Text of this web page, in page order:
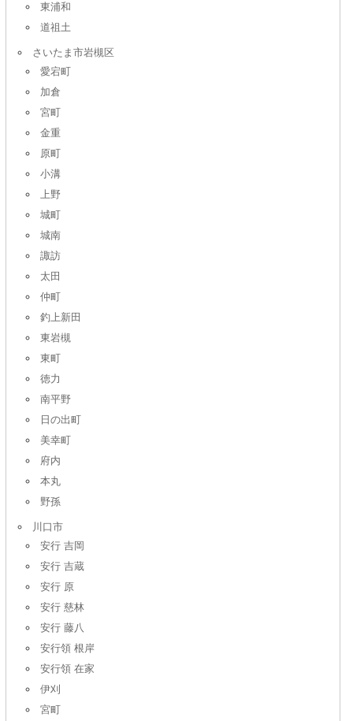
東浦和
道祖土
さいたま市岩槻区
愛宕町
加倉
宮町
金重
原町
小溝
上野
城町
城南
諏訪
太田
仲町
釣上新田
東岩槻
東町
徳力
南平野
日の出町
美幸町
府内
本丸
野孫
川口市
安行 吉岡
安行 吉蔵
安行 原
安行 慈林
安行 藤八
安行領 根岸
安行領 在家
伊刈
宮町